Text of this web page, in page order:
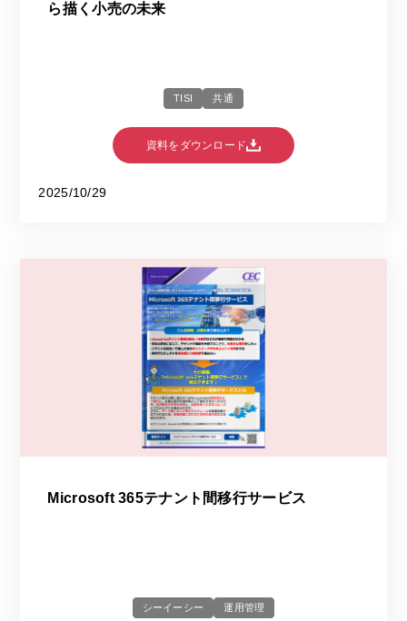
ら描く小売の未来​
TISI 共通
資料をダウンロード
2025/10/29
Microsoft 365テナント間移行サービス
シーイーシー 運用管理